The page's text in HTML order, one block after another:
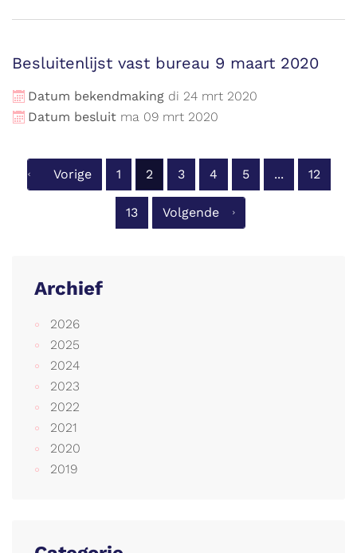
Besluitenlijst vast bureau 9 maart 2020
Datum bekendmaking di 24 mrt 2020
Datum besluit ma 09 mrt 2020
Vorige 1 2 3 4 5 ... 12
13 Volgende
Archief
2026
2025
2024
2023
2022
2021
2020
2019